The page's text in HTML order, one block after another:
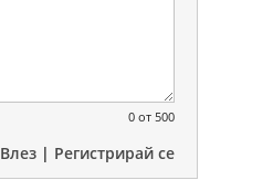
0 от 500
Влез | Регистрирай се